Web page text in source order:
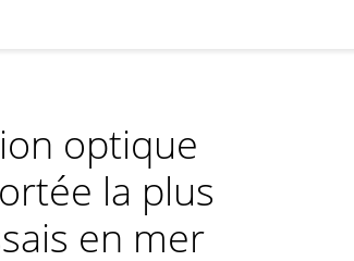
optique
la plus
en mer